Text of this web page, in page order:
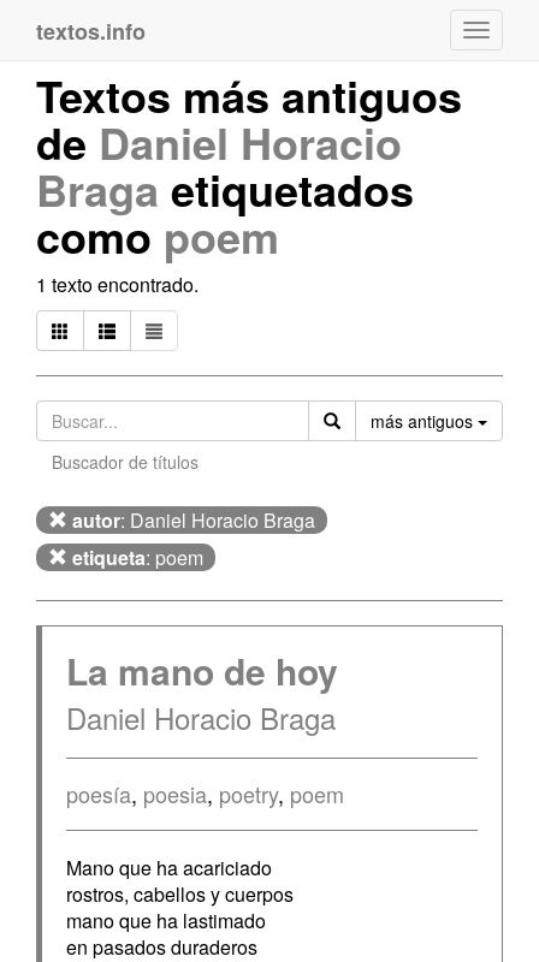
textos.info
Textos más antiguos
de Daniel Horacio
Braga etiquetados
como poem
1 texto encontrado.
más antiguos
Buscador de títulos
autor: Daniel Horacio Braga
etiqueta: poem
La mano de hoy
Daniel Horacio Braga
poesía, poesia, poetry, poem
Mano que ha acariciado
rostros, cabellos y cuerpos
mano que ha lastimado
en pasados duraderos